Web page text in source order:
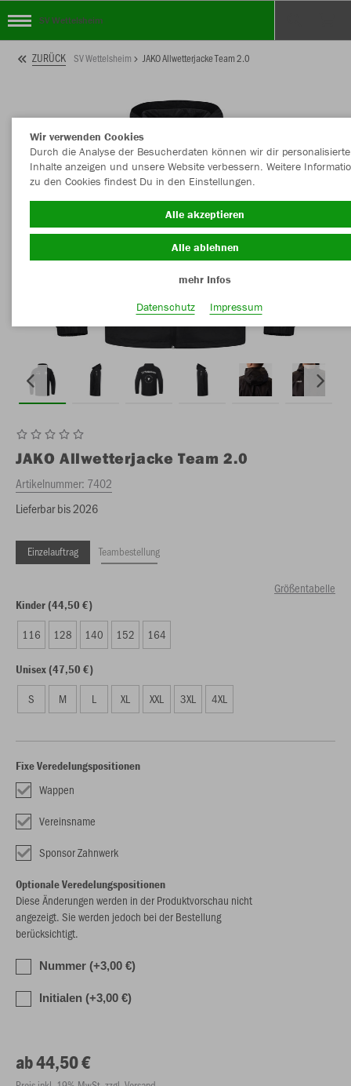
SV Wettelsheim
ZURÜCK SV Wettelsheim JAKO Allwetterjacke Team 2.0
JAKO Allwetterjacke Team 2.0
Artikelnummer: 7402
Lieferbar bis 2026
Einzelauftrag Teambestellung
Größentabelle
Kinder (44,50 €)
116 128 140 152 164
Unisex (47,50 €)
S M L XL XXL 3XL 4XL
Fixe Veredelungspositionen
Wappen
Vereinsname
Sponsor Zahnwerk
Optionale Veredelungspositionen
Diese Änderungen werden in der Produktvorschau nicht
angezeigt. Sie werden jedoch bei der Bestellung
berücksichtigt.
Nummer (+3,00 €)
Initialen (+3,00 €)
ab 44,50 €
Wir verwenden Cookies
Durch die Analyse der Besucherdaten können wir dir personalisierte
Inhalte anzeigen und unsere Website verbessern. Weitere
zu den Cookies findest Du in den Einstellungen.
Alle akzeptieren
Alle ablehnen
mehr Infos
Datenschutz
Impressum